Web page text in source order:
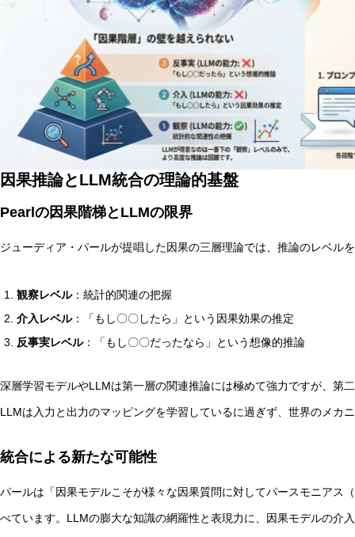
因果推論とLLM統合の理論的基盤
Pearlの因果階梯とLLMの限界
ジューディア・パールが提唱した因果の三層理論では、推論のレベル
観察レベル：統計的関連の把握
介入レベル：「もし〇〇したら」という因果効果の推定
反事実レベル：「もし〇〇だったなら」という想像的推論
深層学習モデルやLLMは第一層の関連推論には極めて強力ですが、第
LLMは入力と出力のマッピングを学習しているに過ぎず、世界のメカ
統合による新たな可能性
パールは「因果モデルこそが様々な因果質問に対してパースモニアス
べています。LLMの膨大な知識の網羅性と表現力に、因果モデルの介